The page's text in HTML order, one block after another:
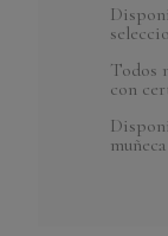
Todos
con
muñeca